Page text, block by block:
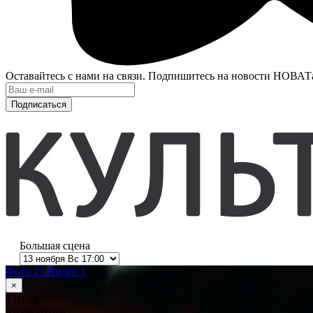
Оставайтесь с нами на связи. Подпишитесь на новости
Подписаться
Большая сцена
Фото 23 Видео 1
×
из 23